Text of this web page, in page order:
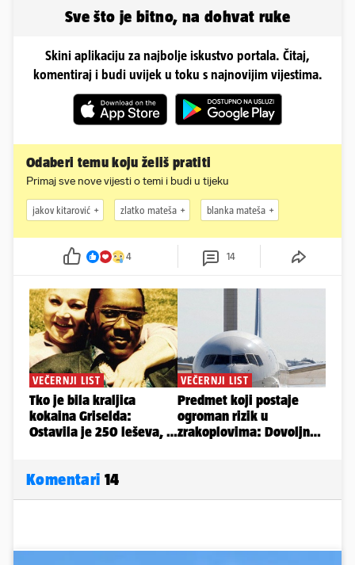
Sve što je bitno, na dohvat ruke
Skini aplikaciju za najbolje iskustvo portala. Čitaj,
komentiraj i budi uvijek u toku s najnovijim vijestima.
Odaberi temu koju želiš pratiti
Primaj sve nove vijesti o temi i budi u tijeku
jakov kitarović zlatko mateša blanka mateša
4 14
Komentari 14